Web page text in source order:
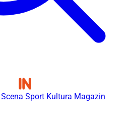
Scena Sport Kultura Magazin